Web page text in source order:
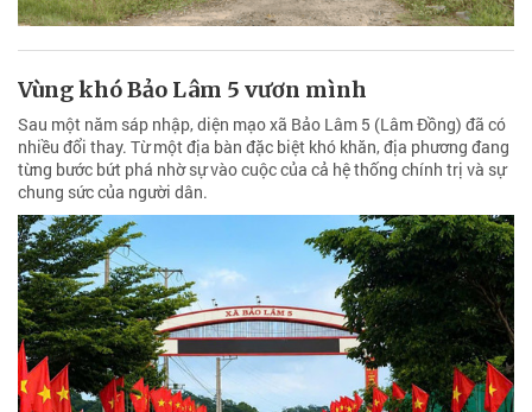
Vùng khó Bảo Lâm 5 vươn mình
Sau một năm sáp nhập, diện mạo xã Bảo Lâm 5 (Lâm Đồng) đã có
nhiều đổi thay. Từ một địa bàn đặc biệt khó khăn, địa phương đang
từng bước bứt phá nhờ sự vào cuộc của cả hệ thống chính trị và sự
chung sức của người dân.